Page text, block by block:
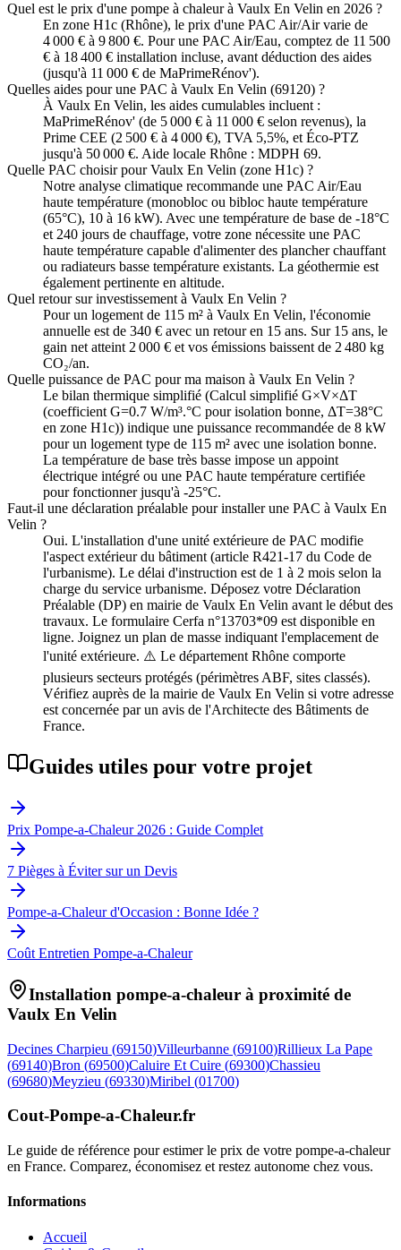
Quel est le prix d'une pompe à chaleur à Vaulx En Velin en 2026 ?
En zone H1c (Rhône), le prix d'une PAC Air/Air varie de
4 000 € à 9 800 €. Pour une PAC Air/Eau, comptez de 11 500
€ à 18 400 € installation incluse, avant déduction des aides
(jusqu'à 11 000 € de MaPrimeRénov').
Quelles aides pour une PAC à Vaulx En Velin (69120) ?
À Vaulx En Velin, les aides cumulables incluent :
MaPrimeRénov' (de 5 000 € à 11 000 € selon revenus), la
Prime CEE (2 500 € à 4 000 €), TVA 5,5%, et Éco-PTZ
jusqu'à 50 000 €. Aide locale Rhône : MDPH 69.
Quelle PAC choisir pour Vaulx En Velin (zone H1c) ?
Notre analyse climatique recommande une PAC Air/Eau
haute température (monobloc ou bibloc haute température
(65°C), 10 à 16 kW). Avec une température de base de -18°C
et 240 jours de chauffage, votre zone nécessite une PAC
haute température capable d'alimenter des plancher chauffant
ou radiateurs basse température existants. La géothermie est
également pertinente en altitude.
Quel retour sur investissement à Vaulx En Velin ?
Pour un logement de 115 m² à Vaulx En Velin, l'économie
annuelle est de 340 € avec un retour en 15 ans. Sur 15 ans, le
gain net atteint 2 000 € et vos émissions baissent de 2 480 kg
CO₂/an.
Quelle puissance de PAC pour ma maison à Vaulx En Velin ?
Le bilan thermique simplifié (Calcul simplifié G×V×ΔT
(coefficient G=0.7 W/m³.°C pour isolation bonne, ΔT=38°C
en zone H1c)) indique une puissance recommandée de 8 kW
pour un logement type de 115 m² avec une isolation bonne.
La température de base très basse impose un appoint
électrique intégré ou une PAC haute température certifiée
pour fonctionner jusqu'à -25°C.
Faut-il une déclaration préalable pour installer une PAC à Vaulx En
Velin ?
Oui. L'installation d'une unité extérieure de PAC modifie
l'aspect extérieur du bâtiment (article R421-17 du Code de
l'urbanisme). Le délai d'instruction est de 1 à 2 mois selon la
charge du service urbanisme. Déposez votre Déclaration
Préalable (DP) en mairie de Vaulx En Velin avant le début des
travaux. Le formulaire Cerfa n°13703*09 est disponible en
ligne. Joignez un plan de masse indiquant l'emplacement de
l'unité extérieure. ⚠️ Le département Rhône comporte
plusieurs secteurs protégés (périmètres ABF, sites classés).
Vérifiez auprès de la mairie de Vaulx En Velin si votre adresse
est concernée par un avis de l'Architecte des Bâtiments de
France.
Guides utiles pour votre projet
Prix Pompe-a-Chaleur 2026 : Guide Complet
7 Pièges à Éviter sur un Devis
Pompe-a-Chaleur d'Occasion : Bonne Idée ?
Coût Entretien Pompe-a-Chaleur
Installation pompe-a-chaleur à proximité de
Vaulx En Velin
Decines Charpieu (69150)Villeurbanne (69100)Rillieux La Pape
(69140)Bron (69500)Caluire Et Cuire (69300)Chassieu
(69680)Meyzieu (69330)Miribel (01700)
Cout-Pompe-a-Chaleur.fr
Le guide de référence pour estimer le prix de votre pompe-a-chaleur
en France. Comparez, économisez et restez autonome chez vous.
Informations
Accueil